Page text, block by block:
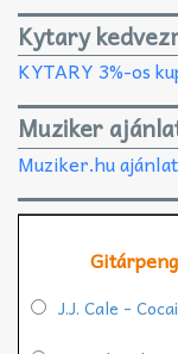
Kytary
KYTARY 3%-os
Muziker
Muziker.hu
J.J. Cale -